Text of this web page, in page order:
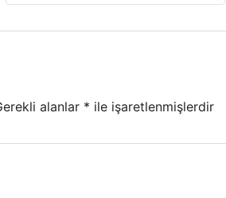
alanlar * ile işaretlenmişlerdir